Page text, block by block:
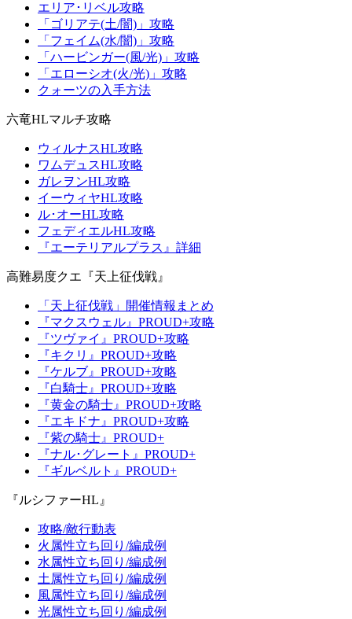
エリア･リベル攻略
「ゴリアテ(土/闇)」攻略
「フェイム(水/闇)」攻略
「ハービンガー(風/光)」攻略
「エローシオ(火/光)」攻略
クォーツの入手方法
六竜HLマルチ攻略
ウィルナスHL攻略
ワムデュスHL攻略
ガレヲンHL攻略
イーウィヤHL攻略
ル･オーHL攻略
フェディエルHL攻略
『エーテリアルプラス』詳細
高難易度クエ『天上征伐戦』
「天上征伐戦」開催情報まとめ
『マクスウェル』PROUD+攻略
『ツヴァイ』PROUD+攻略
『キクリ』PROUD+攻略
『ケルブ』PROUD+攻略
『白騎士』PROUD+攻略
『黄金の騎士』PROUD+攻略
『エキドナ』PROUD+攻略
『紫の騎士』PROUD+
『ナル･グレート』PROUD+
『ギルベルト』PROUD+
『ルシファーHL』
攻略/敵行動表
火属性立ち回り/編成例
水属性立ち回り/編成例
土属性立ち回り/編成例
風属性立ち回り/編成例
光属性立ち回り/編成例